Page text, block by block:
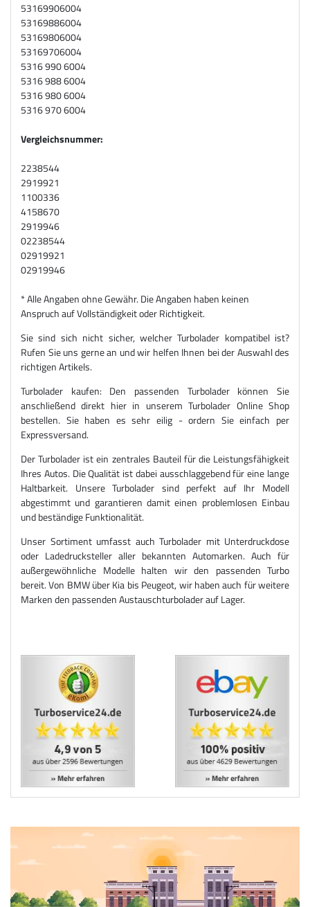
53169906004
53169886004
53169806004
53169706004
5316 990 6004
5316 988 6004
5316 980 6004
5316 970 6004
Vergleichsnummer:
2238544
2919921
1100336
4158670
2919946
02238544
02919921
02919946
* Alle Angaben ohne Gewähr. Die Angaben haben keinen
Anspruch auf Vollständigkeit oder Richtigkeit.
Sie sind sich nicht sicher, welcher Turbolader kompatibel ist?
Rufen Sie uns gerne an und wir helfen Ihnen bei der Auswahl des
richtigen Artikels.
Turbolader kaufen: Den passenden Turbolader können Sie
anschließend direkt hier in unserem Turbolader Online Shop
bestellen. Sie haben es sehr eilig - ordern Sie einfach per
Expressversand.
Der Turbolader ist ein zentrales Bauteil für die Leistungsfähigkeit
Ihres Autos. Die Qualität ist dabei ausschlaggebend für eine lange
Haltbarkeit. Unsere Turbolader sind perfekt auf Ihr Modell
abgestimmt und garantieren damit einen problemlosen Einbau
und beständige Funktionalität.
Unser Sortiment umfasst auch Turbolader mit Unterdruckdose
oder Ladedrucksteller aller bekannten Automarken. Auch für
außergewöhnliche Modelle halten wir den passenden Turbo
bereit. Von BMW über Kia bis Peugeot, wir haben auch für weitere
Marken den passenden Austauschturbolader auf Lager.